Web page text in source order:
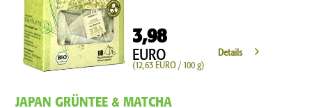
3,98
EURO
(12,63 EURO / 100 g)
Details
JAPAN GRÜNTEE & MATCHA